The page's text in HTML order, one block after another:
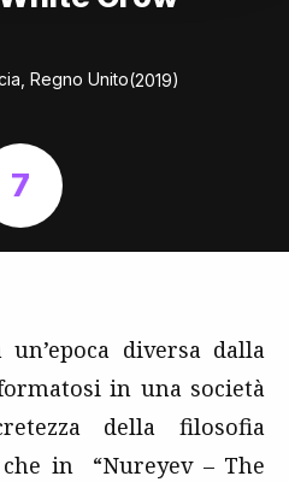
Regno Unito(2019)
7
diversa dalla
in una società
della filosofia
in “Nureyev – The